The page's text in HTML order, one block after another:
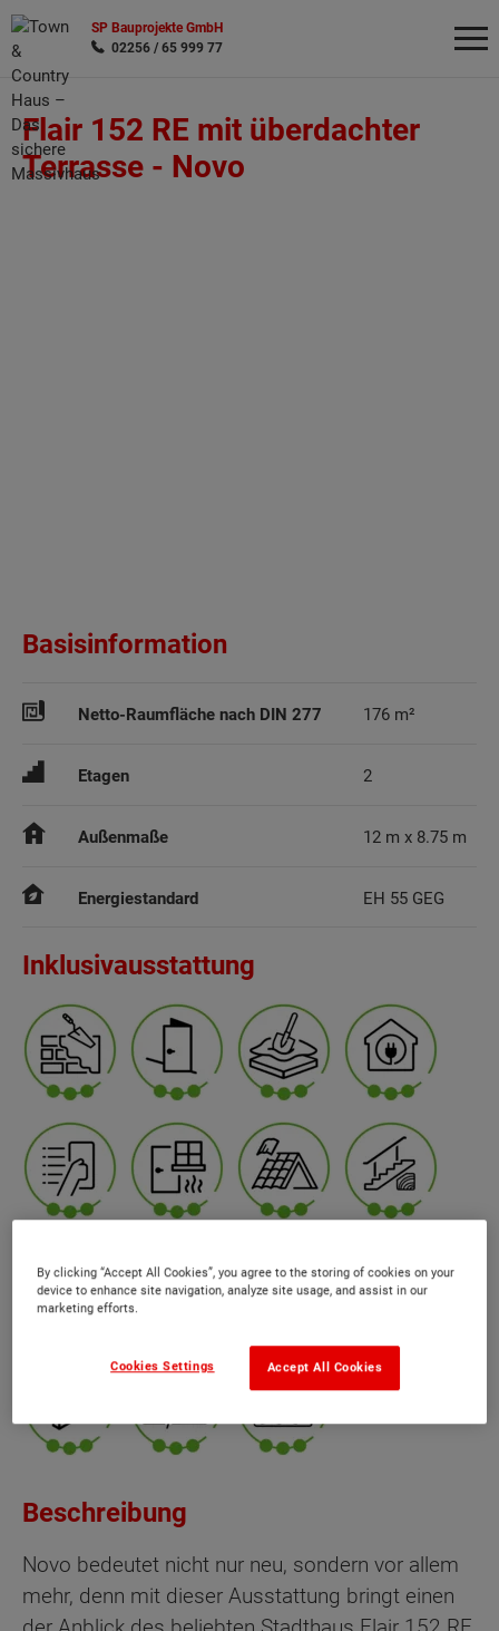
SP Bauprojekte GmbH
02256 / 65 999 77
Flair 152 RE mit überdachter
Terrasse - Novo
Basisinformation
Netto-Raumfläche nach DIN 277 176 m²
Etagen 2
Außenmaße 12 m x 8.75 m
Energiestandard EH 55 GEG
Inklusivausstattung
Beschreibung
Novo bedeutet nicht nur neu, sondern vor allem
mehr, denn mit dieser Ausstattung bringt einen
Wonach möchten Sie suchen?
By clicking “Accept All Cookies”, you agree to the storing of cookies on your
device to enhance site navigation, analyze site usage, and assist in our
marketing efforts.
Accept All Cookies
Cookies Settings